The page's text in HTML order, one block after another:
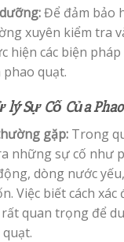
Để đảm bảo
xuyên kiểm tra
hiện các biện
quạt.
lý Sự Cố Của
gặp: Trong
những sự cố như
dòng nước
Việc biết cách xác
rất quan trọng để